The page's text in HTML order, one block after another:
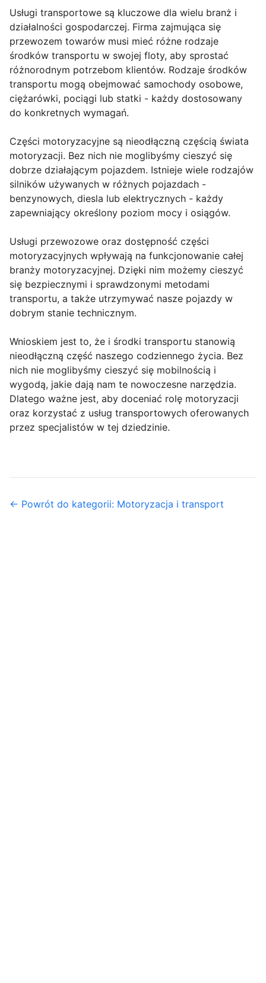
Usługi transportowe są kluczowe dla wielu branż i
działalności gospodarczej. Firma zajmująca się
przewozem towarów musi mieć różne rodzaje
środków transportu w swojej floty, aby sprostać
różnorodnym potrzebom klientów. Rodzaje środków
transportu mogą obejmować samochody osobowe,
ciężarówki, pociągi lub statki - każdy dostosowany
do konkretnych wymagań.
Części motoryzacyjne są nieodłączną częścią świata
motoryzacji. Bez nich nie moglibyśmy cieszyć się
dobrze działającym pojazdem. Istnieje wiele rodzajów
silników używanych w różnych pojazdach -
benzynowych, diesla lub elektrycznych - każdy
zapewniający określony poziom mocy i osiągów.
Usługi przewozowe oraz dostępność części
motoryzacyjnych wpływają na funkcjonowanie całej
branży motoryzacyjnej. Dzięki nim możemy cieszyć
się bezpiecznymi i sprawdzonymi metodami
transportu, a także utrzymywać nasze pojazdy w
dobrym stanie technicznym.
Wnioskiem jest to, że i środki transportu stanowią
nieodłączną część naszego codziennego życia. Bez
nich nie moglibyśmy cieszyć się mobilnością i
wygodą, jakie dają nam te nowoczesne narzędzia.
Dlatego ważne jest, aby doceniać rolę motoryzacji
oraz korzystać z usług transportowych oferowanych
przez specjalistów w tej dziedzinie.
← Powrót do kategorii: Motoryzacja i transport